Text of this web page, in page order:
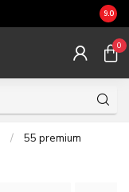
9.0
0
/
55 premium